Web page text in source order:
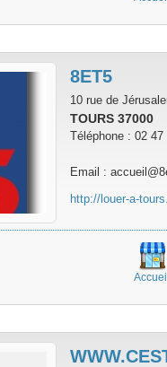
8ET5
10 rue de
TOURS 37000
Téléphone : 02 47
Email :
http://louer-a-